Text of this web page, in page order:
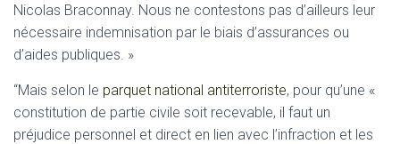
Nicolas Braconnay. Nous ne contestons pas d’ailleurs leur
nécessaire indemnisation par le biais d’assurances ou
d’aides publiques. »
“Mais selon le parquet national antiterroriste, pour qu’une «
constitution de partie civile soit recevable, il faut un
préjudice personnel et direct en lien avec l’infraction et les